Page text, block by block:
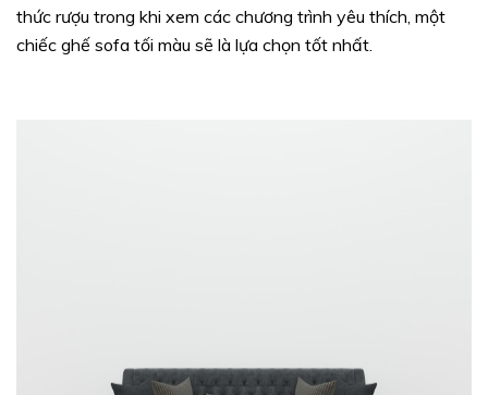
thức rượu trong khi xem các chương trình yêu thích, một
chiếc ghế sofa tối màu sẽ là lựa chọn tốt nhất.